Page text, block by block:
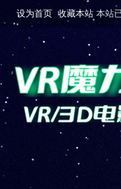
设为首页 收藏本站 本站